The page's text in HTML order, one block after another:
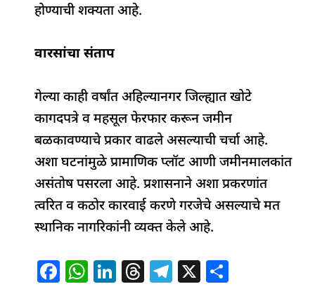
होण्याची शक्यता आहे.
वारसांचा संताप
गेल्या काही वर्षांत अहिल्यानगर जिल्ह्यात खोटे
कागदपत्रे व महसूल फेरफार करून जमीन
बळकावण्याचे प्रकार वाढले असल्याची चर्चा आहे.
अशा घटनांमुळे प्रामाणिक प्लॉट आणी जमीनमालकांत
असंतोष पसरला आहे. प्रशासनाने अशा प्रकरणांत
त्वरित व कठोर कारवाई करणे गरजेचे असल्याचे मत
स्थानिक नागरिकांनी व्यक्त केले आहे.
F W Li T T X